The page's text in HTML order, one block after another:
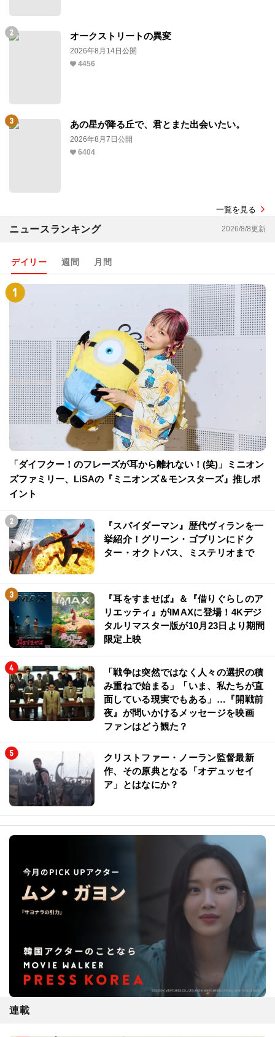
オークストリートの異変
2026年8月14日公開
4456
あの星が降る丘で、君とまた出会いたい。
2026年8月7日公開
6404
一覧を見る
ニュースランキング 2026/8/8更新
デイリー 週間 月間
「ダイフクー！のフレーズが耳から離れない！(笑)」ミニオン
ズファミリー、LiSAの『ミニオンズ＆モンスターズ』推しポ
イント
『スパイダーマン』歴代ヴィランを一
挙紹介！グリーン・ゴブリンにドク
ター・オクトパス、ミステリオまで
『耳をすませば』＆『借りぐらしのア
リエッティ』がIMAXに登場！4Kデジ
タルリマスター版が10月23日より期間
限定上映
「戦争は突然ではなく人々の選択の積
み重ねで始まる」「いま、私たちが直
面している現実でもある」…『開戦前
夜』が問いかけるメッセージを映画
ファンはどう観た？
クリストファー・ノーラン監督最新
作、その原典となる「オデュッセイ
ア」とはなにか？
連載